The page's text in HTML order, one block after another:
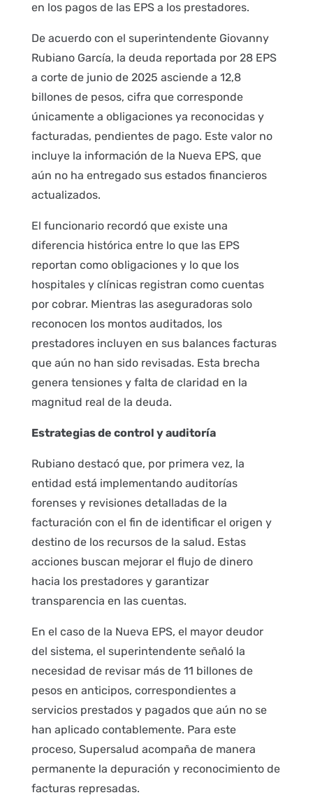
en los pagos de las EPS a los prestadores.
De acuerdo con el superintendente Giovanny
Rubiano García, la deuda reportada por 28 EPS
a corte de junio de 2025 asciende a 12,8
billones de pesos, cifra que corresponde
únicamente a obligaciones ya reconocidas y
facturadas, pendientes de pago. Este valor no
incluye la información de la Nueva EPS, que
aún no ha entregado sus estados financieros
actualizados.
El funcionario recordó que existe una
diferencia histórica entre lo que las EPS
reportan como obligaciones y lo que los
hospitales y clínicas registran como cuentas
por cobrar. Mientras las aseguradoras solo
reconocen los montos auditados, los
prestadores incluyen en sus balances facturas
que aún no han sido revisadas. Esta brecha
genera tensiones y falta de claridad en la
magnitud real de la deuda.
Estrategias de control y auditoría
Rubiano destacó que, por primera vez, la
entidad está implementando auditorías
forenses y revisiones detalladas de la
facturación con el fin de identificar el origen y
destino de los recursos de la salud. Estas
acciones buscan mejorar el flujo de dinero
hacia los prestadores y garantizar
transparencia en las cuentas.
En el caso de la Nueva EPS, el mayor deudor
del sistema, el superintendente señaló la
necesidad de revisar más de 11 billones de
pesos en anticipos, correspondientes a
servicios prestados y pagados que aún no se
han aplicado contablemente. Para este
proceso, Supersalud acompaña de manera
permanente la depuración y reconocimiento de
facturas represadas.